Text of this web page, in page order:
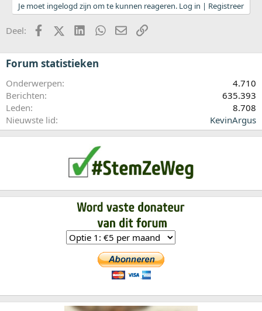
Je moet ingelogd zijn om te kunnen reageren. Log in | Registreer
Deel: FacebookX (Twitter)LinkedInWhatsApp
E-mailkoppeling
Forum statistieken
Onderwerpen
4.710
Berichten
635.393
Leden
8.708
Nieuwste lid
KevinArgus